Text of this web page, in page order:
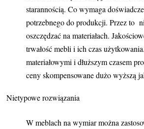
starannością. Co wymaga
potrzebnego do produkcji. Przez to
oszczędzać na materiałach.
trwałość mebli i ich czas
materiałowymi i dłuższym czasem
ceny skompensowane dużo wyższą
Nietypowe rozwiązania
W meblach na wymiar można